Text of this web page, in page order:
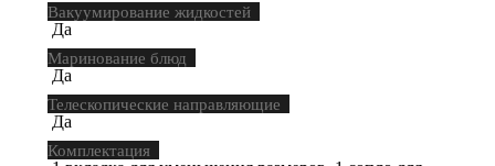
Вакуумирование жидкостей
Да
Маринование блюд
Да
Телескопические направляющие
Да
Комплектация